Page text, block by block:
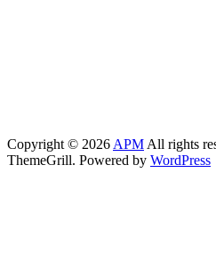
Copyright © 2026 APM All rights
ThemeGrill. Powered by WordPress